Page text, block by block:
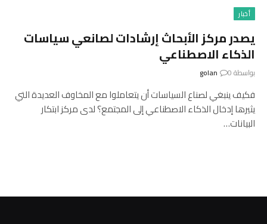
أخبار
يصدر مركز الأبحاث إرشادات لصانعي سياسات
الذكاء الاصطناعي
بواسطة golan 0
فكيف ينبغي لصناع السياسات أن يتعاملوا مع المخاوف العديدة التي
يثيرها إدخال الذكاء الاصطناعي إلى المجتمع؟ لدى مركز ابتكار
البيانات…